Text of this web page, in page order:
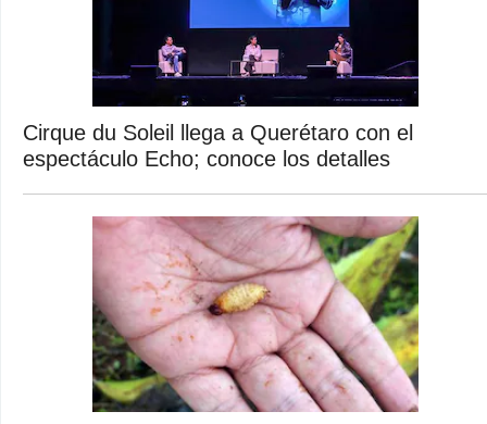
Cirque du Soleil llega a Querétaro con el
espectáculo Echo; conoce los detalles